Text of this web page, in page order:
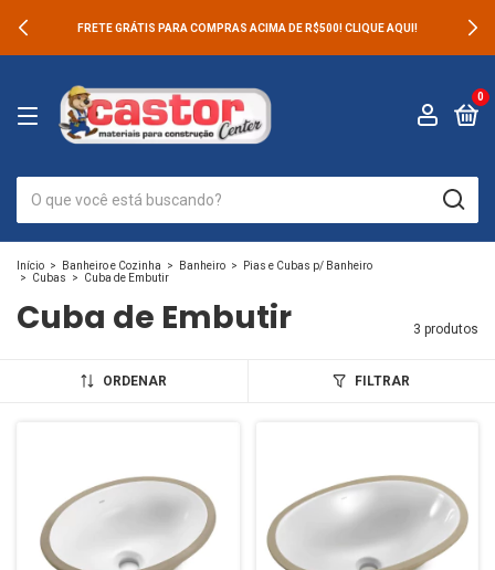
FRETE GRÁTIS PARA COMPRAS ACIMA DE R$500! CLIQUE AQUI!
0
Início > Banheiro e Cozinha > Banheiro >
Pias e Cubas p/ Banheiro
>
Cubas > Cuba de Embutir
Cuba de Embutir 3 produtos
ORDENAR FILTRAR